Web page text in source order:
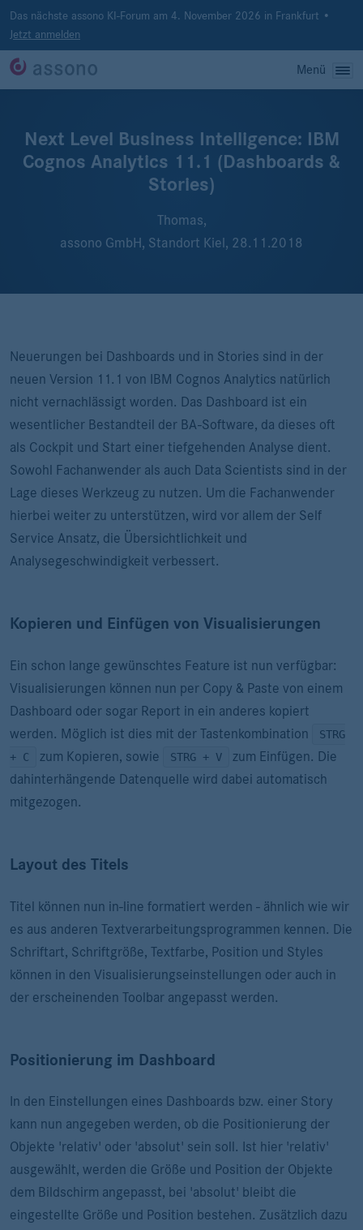
Das nächste assono KI-Forum am 4. November 2026 in Frankfurt •
Jetzt anmelden
Menü
Next Level Business Intelligence: IBM
Cognos Analytics 11.1 (Dashboards &
Stories)
Thomas,
assono GmbH, Standort Kiel, 28.11.2018
Neuerungen bei Dashboards und in Stories sind in der
neuen Version 11.1 von IBM Cognos Analytics natürlich
nicht vernachlässigt worden. Das Dashboard ist ein
wesentlicher Bestandteil der BA-Software, da dieses oft
als Cockpit und Start einer tiefgehenden Analyse dient.
Sowohl Fachanwender als auch Data Scientists sind in der
Lage dieses Werkzeug zu nutzen. Um die Fachanwender
hierbei weiter zu unterstützen, wird vor allem der Self
Service Ansatz, die Übersichtlichkeit und
Analysegeschwindigkeit verbessert.
Kopieren und Einfügen von Visualisierungen
Ein schon lange gewünschtes Feature ist nun verfügbar:
Visualisierungen können nun per Copy & Paste von einem
Dashboard oder sogar Report in ein anderes kopiert
werden. Möglich ist dies mit der Tastenkombination
STRG
+ C
zum Kopieren, sowie STRG + V
zum Einfügen. Die
dahinterhängende Datenquelle wird dabei automatisch
mitgezogen.
Layout des Titels
Titel können nun in-line formatiert werden - ähnlich wie wir
es aus anderen Textverarbeitungsprogrammen kennen. Die
Schriftart, Schriftgröße, Textfarbe, Position und Styles
können in den Visualisierungseinstellungen oder auch in
der erscheinenden Toolbar angepasst werden.
Positionierung im Dashboard
In den Einstellungen eines Dashboards bzw. einer Story
kann nun angegeben werden, ob die Positionierung der
Objekte 'relativ' oder 'absolut' sein soll. Ist hier 'relativ'
ausgewählt, werden die Größe und Position der Objekte
dem Bildschirm angepasst, bei 'absolut' bleibt die
eingestellte Größe und Position bestehen. Zusätzlich dazu